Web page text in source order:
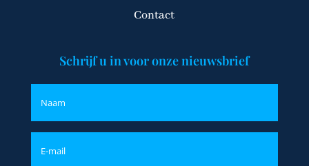
Contact
Schrijf u in voor onze nieuwsbrief